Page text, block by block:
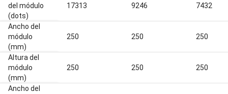
del módulo
(dots)
17313 9246 7432
Ancho del
módulo
(mm)
250 250 250
Altura del
módulo
(mm)
250 250 250
Ancho del